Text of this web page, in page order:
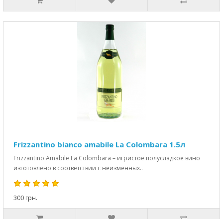
Frizzantino bianco amabile La Colombara 1.5л
Frizzantino Amabile La Colombara – игристое полусладкое вино
изготовлено в соответствии с неизменных..
300 грн.